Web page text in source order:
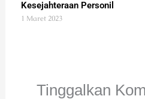
Kesejahteraan Personil
1 Maret 2023
Tinggalkan